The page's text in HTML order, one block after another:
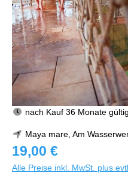
nach Kauf 36 Monate gültig
Maya mare, Am
19,00 €
Alle Preise inkl. MwSt. plus